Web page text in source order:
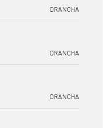
ORANCHA
ORANCHA
ORANCHA